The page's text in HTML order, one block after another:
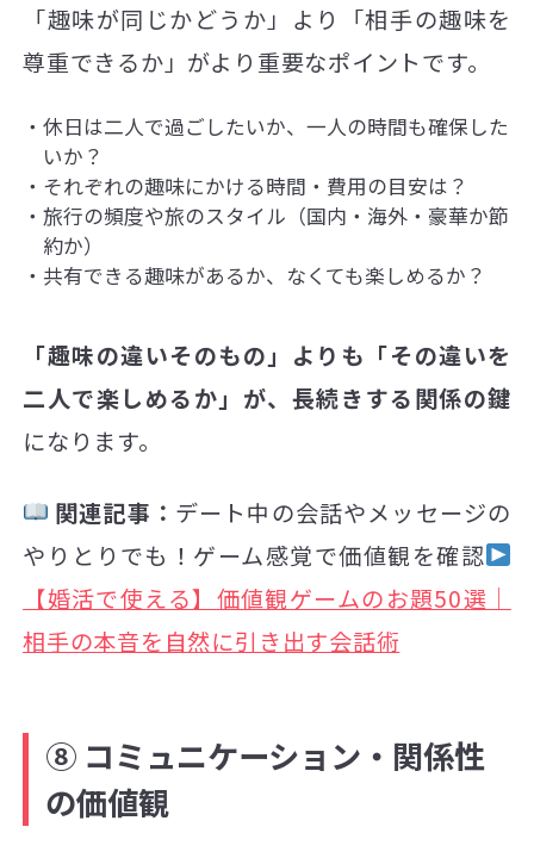
「趣味が同じかどうか」より「相手の趣味を
尊重できるか」がより重要なポイントです。
休日は二人で過ごしたいか、一人の時間も確保した
いか？
それぞれの趣味にかける時間・費用の目安は？
旅行の頻度や旅のスタイル（国内・海外・豪華か節
約か）
共有できる趣味があるか、なくても楽しめるか？
「趣味の違いそのもの」よりも「その違いを
二人で楽しめるか」が、長続きする関係の鍵
になります。
関連記事： デート中の会話やメッセージの
やりとりでも！ゲーム感覚で価値観を確認
【婚活で使える】価値観ゲームのお題50選｜
相手の本音を自然に引き出す会話術
⑧ コミュニケーション・関係性
の価値観